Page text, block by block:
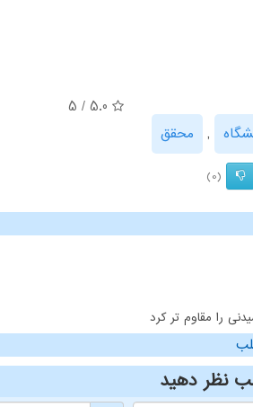
5.0
/
5
,
محقق
(0)
را مقاوم تر کرد
نظر دهید